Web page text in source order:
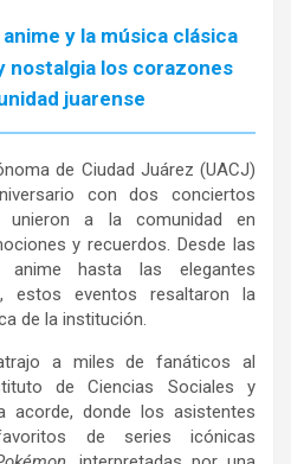
y la música clásica
nostalgia los corazones
juarense
de Ciudad Juárez (UACJ)
con dos conciertos
unieron a la comunidad en
y recuerdos. Desde las
anime hasta las elegantes
estos eventos resaltaron la
de la institución.
a miles de fanáticos al
de Ciencias Sociales y
acorde, donde los asistentes
de series icónicas